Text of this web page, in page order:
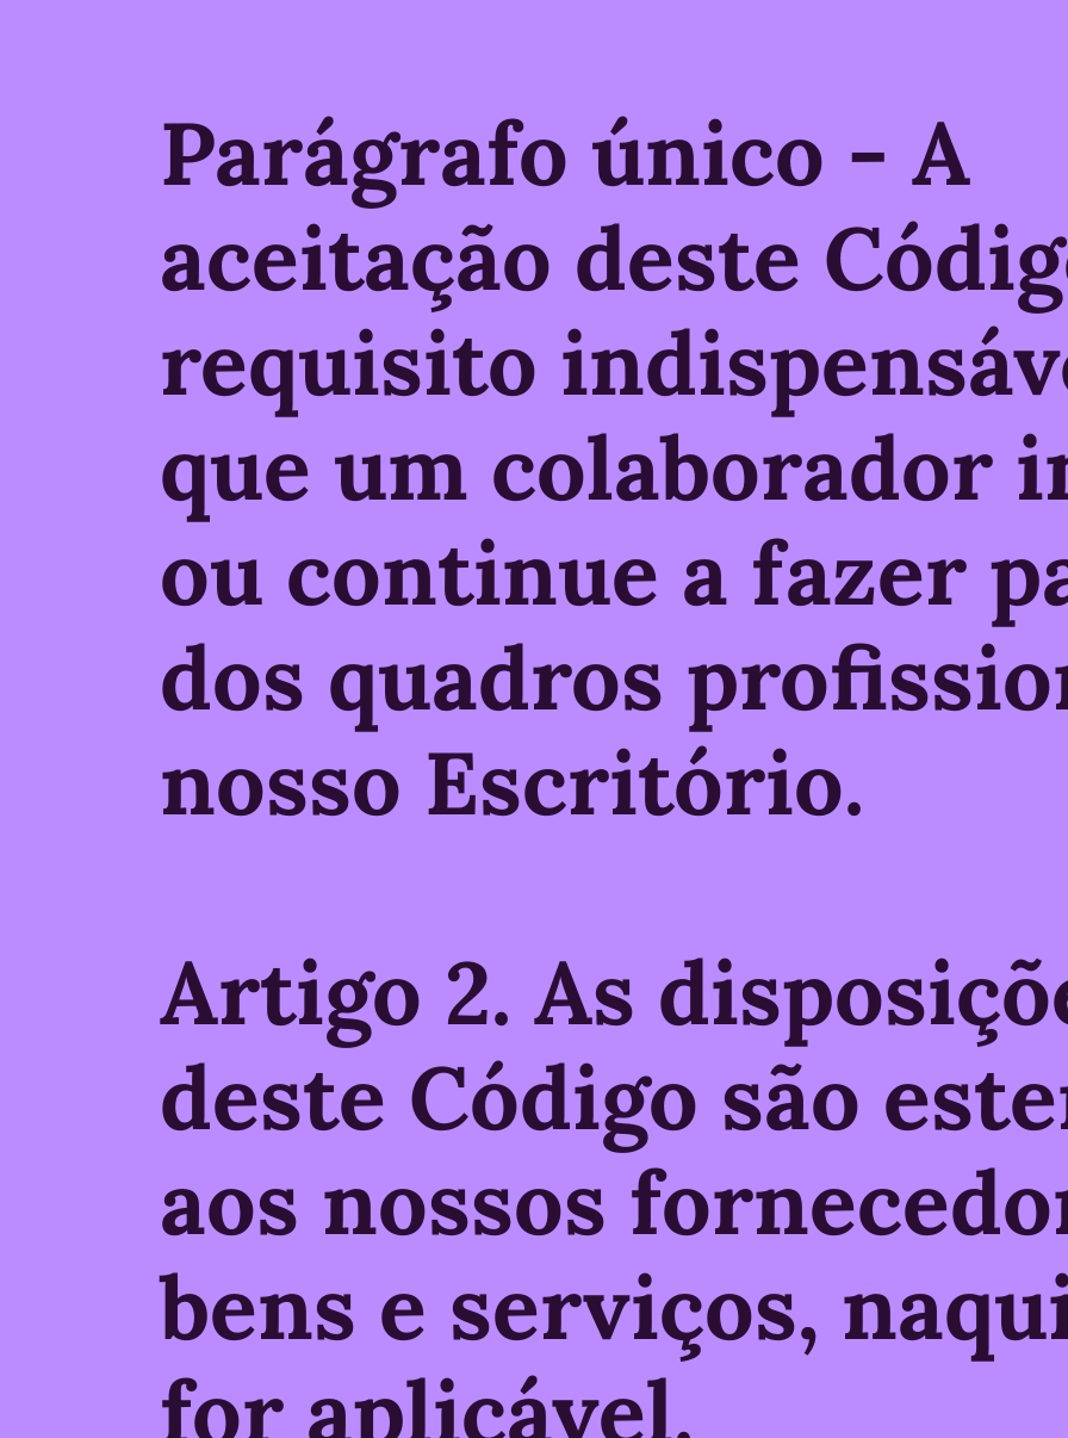
Parágrafo único - A
aceitação deste
requisito
que um colaborador
ou continue a fazer
dos quadros
nosso Escritório.
Artigo 2.As
deste Código são
aos nossos
bens e serviços,
for aplicável.